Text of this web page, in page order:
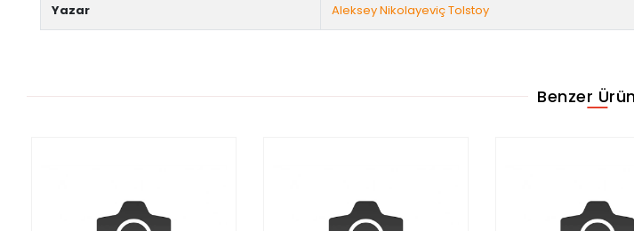
Yazar Aleksey Nikolayeviç Tolstoy
Benzer